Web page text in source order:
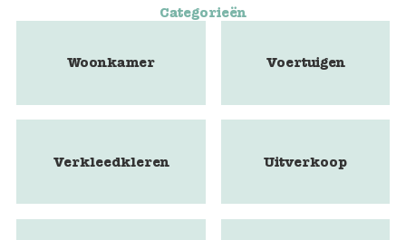
Categorieën
Woonkamer Voertuigen
Verkleedkleren Uitverkoop